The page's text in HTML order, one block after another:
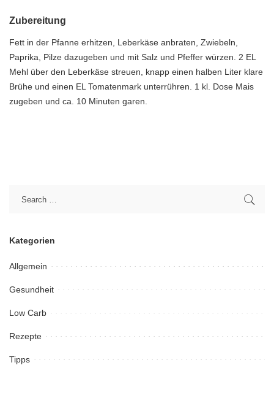
Zubereitung
Fett in der Pfanne erhitzen, Leberkäse anbraten, Zwiebeln,
Paprika, Pilze dazugeben und mit Salz und Pfeffer würzen. 2 EL
Mehl über den Leberkäse streuen, knapp einen halben Liter klare
Brühe und einen EL Tomatenmark unterrühren. 1 kl. Dose Mais
zugeben und ca. 10 Minuten garen.
Kategorien
Allgemein
Gesundheit
Low Carb
Rezepte
Tipps